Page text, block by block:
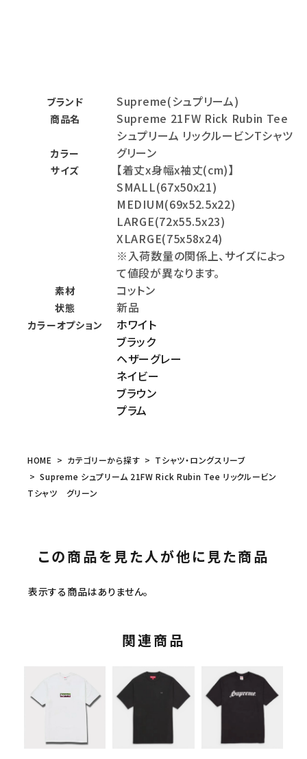
ブランド Supreme(シュプリーム)
商品名
Supreme 21FW Rick Rubin Tee
シュプリーム リックルービンTシャツ
カラー グリーン
サイズ
【着丈x身幅x袖丈(cm)】
SMALL(67x50x21)
MEDIUM(69x52.5x22)
LARGE(72x55.5x23)
XLARGE(75x58x24)
※入荷数量の関係上、サイズによっ
て値段が異なります。
素材 コットン
状態 新品
カラーオプション
ホワイト
ブラック
ヘザーグレー
ネイビー
ブラウン
プラム
HOME カテゴリーから探す
Tシャツ・ロングスリーブ
Supreme シュプリーム 21FW Rick Rubin Tee リックルービン
Tシャツ グリーン
この商品を見た人が他に見た商品
表示する商品はありません。
関連商品